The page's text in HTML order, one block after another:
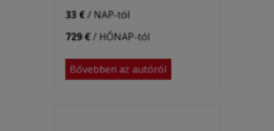
33 €/ NAP-tól
729 €/ HÓNAP-tól
Bővebben az autóról